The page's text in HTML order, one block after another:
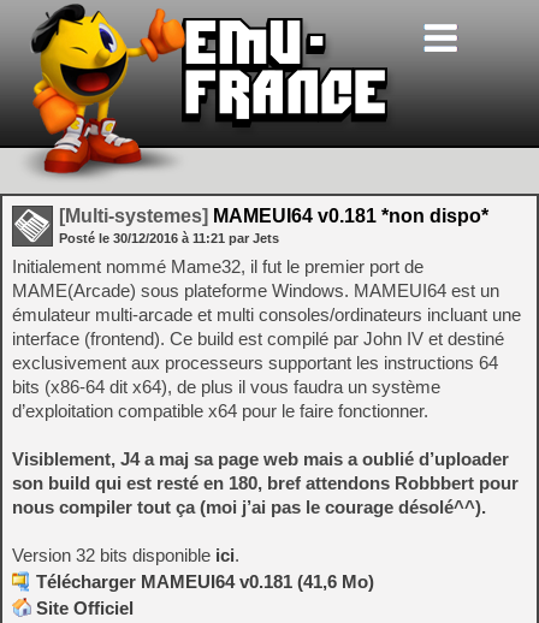
[Multi-systemes] MAMEUI64 v0.181 *non dispo*
Posté le 30/12/2016 à 11:21 par Jets
Initialement nommé Mame32, il fut le premier port de
MAME(Arcade) sous plateforme Windows. MAMEUI64 est un
émulateur multi-arcade et multi consoles/ordinateurs incluant une
interface (frontend). Ce build est compilé par John IV et destiné
exclusivement aux processeurs supportant les instructions 64
bits (x86-64 dit x64), de plus il vous faudra un système
d’exploitation compatible x64 pour le faire fonctionner.
Visiblement, J4 a maj sa page web mais a oublié d’uploader
son build qui est resté en 180, bref attendons Robbbert pour
nous compiler tout ça (moi j’ai pas le courage désolé^^).
Version 32 bits disponible ici.
Télécharger MAMEUI64 v0.181 (41,6 Mo)
Site Officiel